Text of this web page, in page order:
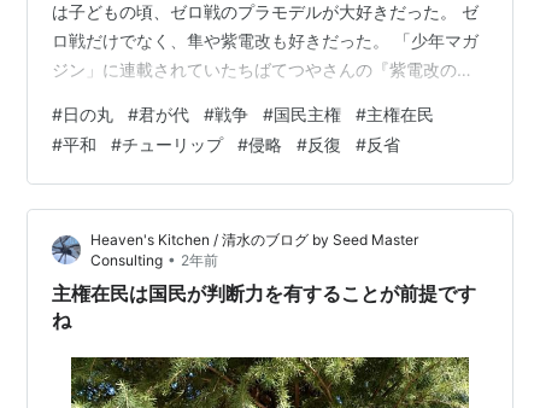
は子どもの頃、ゼロ戦のプラモデルが大好きだった。 ゼ
ロ戦だけでなく、隼や紫電改も好きだった。 「少年マガ
ジン」に連載されていたちばてつやさんの『紫電改のタ
てみると、『紫電改のタカ』は反戦のマンガだったらし
いが、当時だけでなく、つい最近まで、じーじはそれは
知らなかった。ちばさん、ごめんなさい）。 それがいつ
頃からか、敵の戦闘機にも人間が載っていて、撃ち落さ
れると死んでしまうんだ、とわかってきた。 戦闘機だけ
でなく、戦車や戦艦にも人が載っていて…
#日の丸 #君が代 #戦争 #国民主権 #主権在民
#平和 #チューリップ #侵略 #反復 #反省
Heaven's Kitchen / 清水のブログ by Seed Master
Consulting • 2年前
主権在民は国民が判断力を有することが前提です
ね